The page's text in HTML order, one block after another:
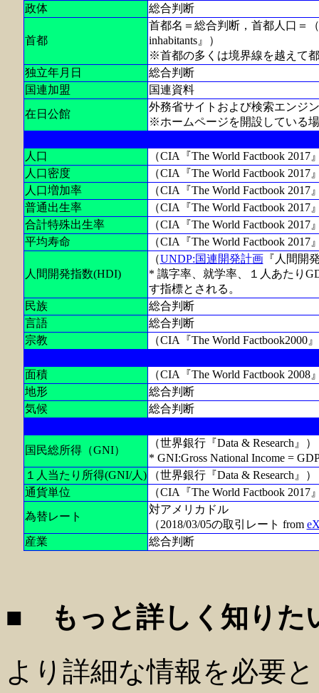
政体 総合判断
首都
首都名＝総合判断，首都人口＝（
inhabitants』）
※首都の多くは境界線を越えて
独立年月日
総合判断
国連加盟
国連資料
在日公館
外務省サイトおよび検索エンジン
※ホームページを開設している
人口
（CIA『The World Factbook
人口密度
（CIA『The World Factbook
人口増加率
（CIA『The World Factbook 2017
普通出生率
（CIA『The World Factbook 2017
合計特殊出生率
（CIA『The World Factbook 2017
平均寿命
（CIA『The World Factbook 2017
人間開発指数(HDI)
（UNDP:国連開発計画『人間開
* 識字率、就学率、１人あたり
す指標とされる。
民族
総合判断
言語
総合判断
宗教
（CIA『The World Factbook2000
面積
（CIA『The World Factbook 2008
地形
総合判断
気候
総合判断
国民総所得（GNI）
（世界銀行『Data & Research』）
* GNI:Gross National Income =
１人当たり所得(GNI/人)
（世界銀行『Data & Research』）
通貨単位
（CIA『The World Factbook 2017
為替レート
対アメリカドル
（2018/03/05の取引レート from
産業
総合判断
■ もっと詳しく知りた
より詳細な情報を必要